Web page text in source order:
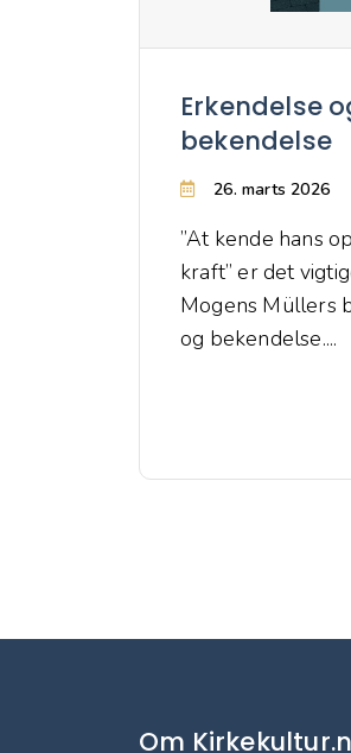
Erkendelse
bekendelse
26. marts 2026
”At kende hans
kraft” er det
Mogens Müllers
og bekendelse....
Om